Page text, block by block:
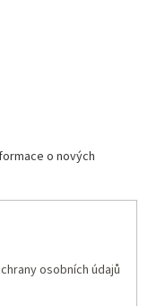
o nových
osobních údajů